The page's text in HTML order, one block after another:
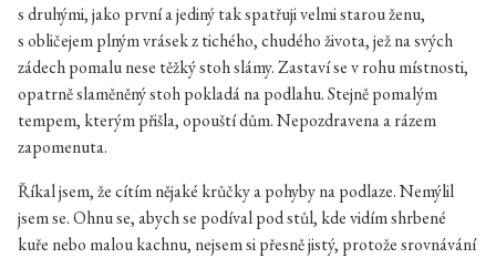
s druhými, jako první a jediný tak spatřuji velmi starou ženu,
s obličejem plným vrásek z tichého, chudého života, jež na svých
zádech pomalu nese těžký stoh slámy. Zastaví se v rohu místnosti,
opatrně slaměněný stoh pokladá na podlahu. Stejně pomalým
tempem, kterým přišla, opouští dům. Nepozdravena a rázem
zapomenuta.
Říkal jsem, že cítím nějaké krůčky a pohyby na podlaze. Nemýlil
jsem se. Ohnu se, abych se podíval pod stůl, kde vidím shrbené
kuře nebo malou kachnu, nejsem si přesně jistý, protože srovnávání